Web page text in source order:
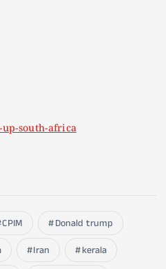
south-africa
CPIM
Donald trump
Iran
kerala